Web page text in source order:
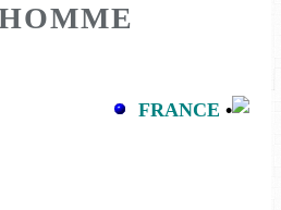
FRANCE •